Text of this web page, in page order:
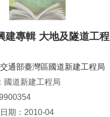
建專輯 大地及隧道工程
交通部臺灣區國道新建工程局
國道新建工程局
期：2010-04